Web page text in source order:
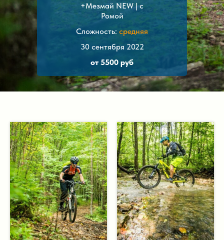
30 сентября 2022
Сложность: средняя
+Мезмай NEW | с
Ромой
от 5500 руб